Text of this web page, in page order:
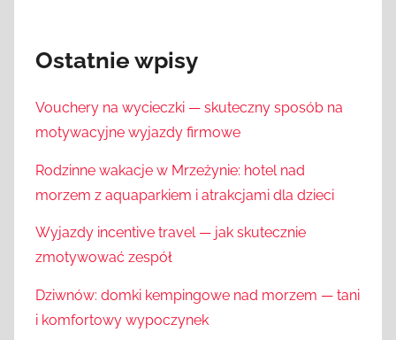
Ostatnie wpisy
Vouchery na wycieczki — skuteczny sposób na
motywacyjne wyjazdy firmowe
Rodzinne wakacje w Mrzeżynie: hotel nad
morzem z aquaparkiem i atrakcjami dla dzieci
Wyjazdy incentive travel — jak skutecznie
zmotywować zespół
Dziwnów: domki kempingowe nad morzem — tani
i komfortowy wypoczynek